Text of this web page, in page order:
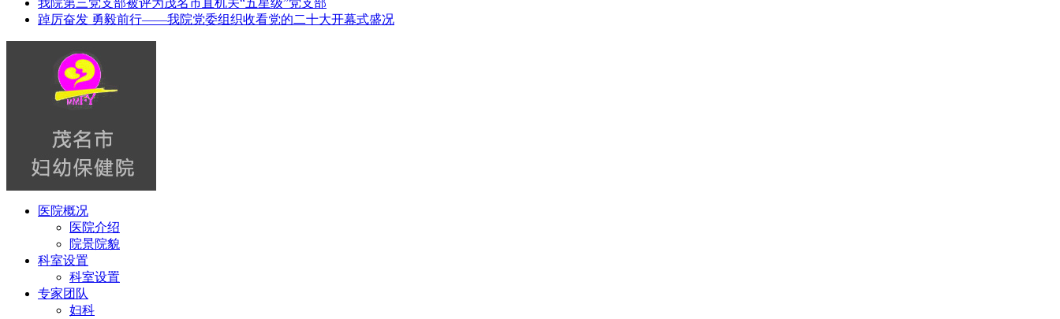
我院第三党支部被评为茂名市直机关“五星级”党支部
踔厉奋发 勇毅前行——我院党委组织收看党的二十大开幕式盛况
医院概况
医院介绍
院景院貌
科室设置
科室设置
专家团队
妇科